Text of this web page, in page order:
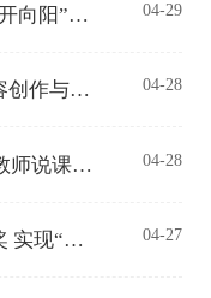
信息工程学院举办“春跃心途，花开向阳”心理团辅活动 04-29
我校开展高校融媒体中心视觉内容创作与拍摄规范专题培训 04-28
信息工程学院分会举办2026年度教师说课评比活动 04-28
喜报｜我校教师斩获国际赛事金奖 实现“职教出海”新突破 04-27